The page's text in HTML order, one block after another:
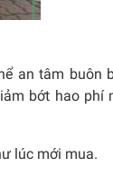
an tâm buôn
bớt hao phí
lúc mới mua.